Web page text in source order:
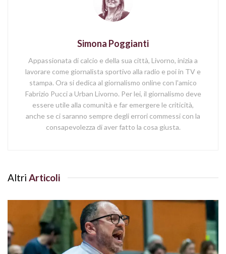
Simona Poggianti
Appassionata di calcio e della sua città, Livorno, inizia a
lavorare come giornalista sportivo alla radio e poi in TV e
stampa. Ora si dedica al giornalismo online con l'amico
Fabrizio Pucci a Urban Livorno. Per lei, il giornalismo deve
essere utile alla comunità e far emergere le criticità,
anche se ci saranno sempre degli errori commessi con la
consapevolezza di aver fatto la cosa giusta.
Altri Articoli